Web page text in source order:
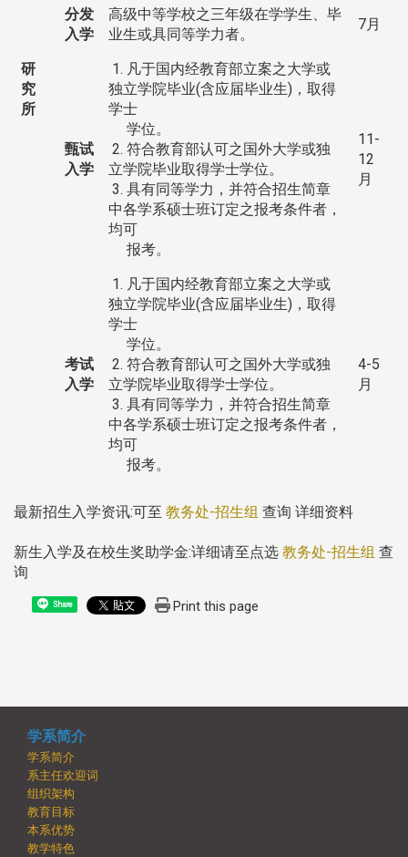
分发
入学
高级中等学校之三年级在学学生、毕
业生或具同等学力者。
7月
研
究
所
甄试
入学
1. 凡于国内经教育部立案之大学或
独立学院毕业(含应届毕业生)，取得
学士
学位。
2. 符合教育部认可之国外大学或独
立学院毕业取得学士学位。
3. 具有同等学力，并符合招生简章
中各学系硕士班订定之报考条件者，
均可
报考。
11-
12
月
考试
入学
1. 凡于国内经教育部立案之大学或
独立学院毕业(含应届毕业生)，取得
学士
学位。
2. 符合教育部认可之国外大学或独
立学院毕业取得学士学位。
3. 具有同等学力，并符合招生简章
中各学系硕士班订定之报考条件者，
均可
报考。
4-5
月
最新招生入学资讯:可至 教务处-招生组 查询 详细资料
新生入学及在校生奖助学金:详细请至点选 教务处-招生组 查
询
Share Print this page
学系简介
学系简介
系主任欢迎词
组织架构
教育目标
本系优势
教学特色